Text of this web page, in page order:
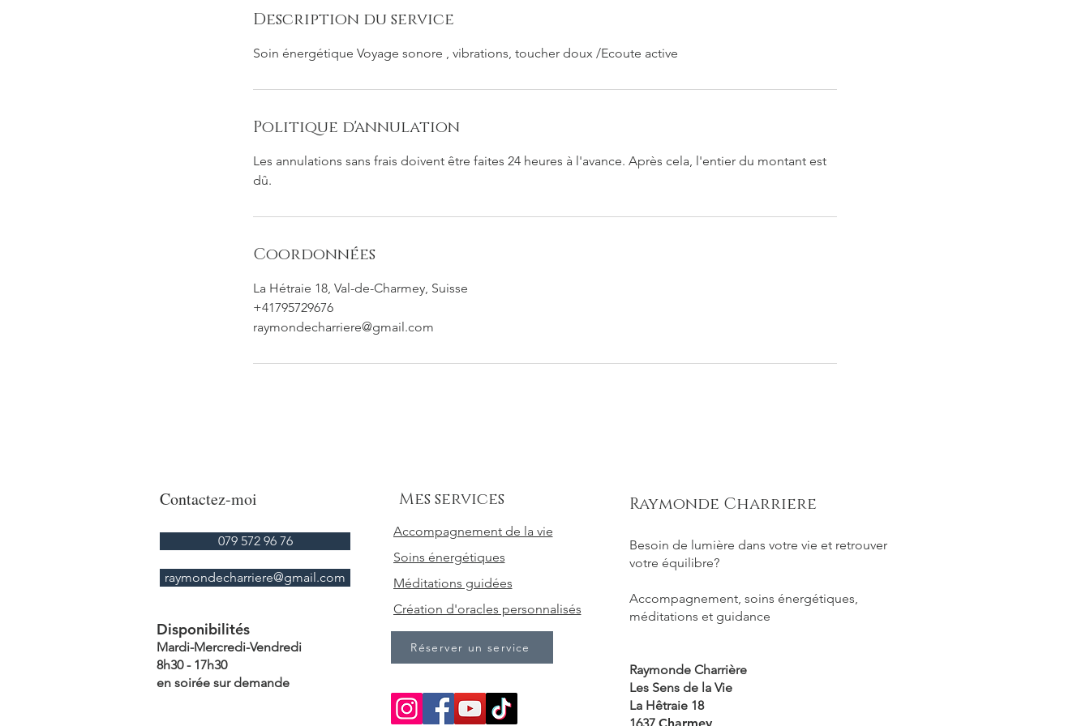
Description du service
Soin énergétique Voyage sonore , vibrations, toucher doux /Ecoute active
Politique d'annulation
Les annulations sans frais doivent être faites 24 heures à l'avance. Après cela, l'entier du montant est
dû.
Coordonnées
La Hétraie 18, Val-de-Charmey, Suisse
+41795729676
raymondecharriere@gmail.com
Contactez-moi
079 572 96 76
raymondecharriere@gmail.com
Disponibilités
Mardi-Mercredi-Vendredi
8h30 - 17h30
en soirée sur demande
Mes services
Accompagnement de la vie
Soins énergétiques
Méditations guidées
Création d'oracles personnalisés
Réserver un service
Raymonde Charriere
Besoin de lumière dans votre vie et retrouver
votre équilibre?
Accompagnement, soins énergétiques,
méditations et guidance
Raymonde Charrière
Les Sens de la Vie
La Hêtraie 18